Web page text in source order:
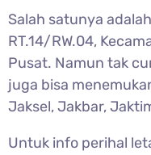
Salah satunya
RT.14/RW.04,
Pusat. Namun tak
juga bisa
Jaksel, Jakbar,
Untuk info perihal